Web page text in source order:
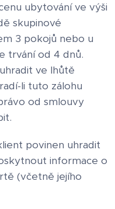
ubytování ve výši
skupinové
3 pokojů nebo u
trvání od 4 dnů.
ve lhůtě
li tuto zálohu
od smlouvy
povinen uhradit
informace o
(včetně jejího